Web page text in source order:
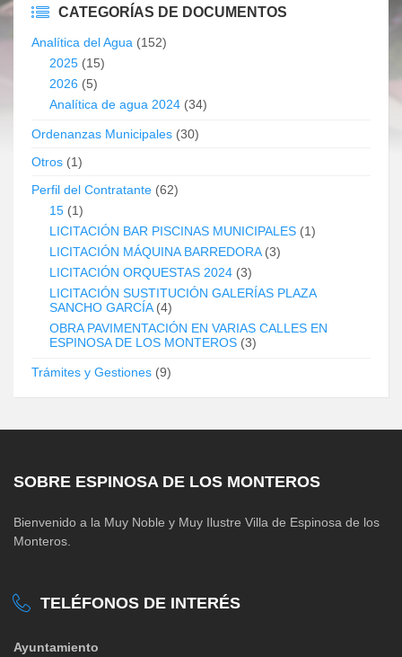
CATEGORÍAS DE DOCUMENTOS
Analítica del Agua (152)
2025 (15)
2026 (5)
Analítica de agua 2024 (34)
Ordenanzas Municipales (30)
Otros (1)
Perfil del Contratante (62)
15 (1)
LICITACIÓN BAR PISCINAS MUNICIPALES (1)
LICITACIÓN MÁQUINA BARREDORA(3)
LICITACIÓN ORQUESTAS 2024 (3)
LICITACIÓN SUSTITUCIÓN GALERÍAS PLAZA
SANCHO GARCÍA(4)
OBRA PAVIMENTACIÓN EN VARIAS CALLES EN
ESPINOSA DE LOS MONTEROS (3)
Trámites y Gestiones (9)
SOBRE ESPINOSA DE LOS MONTEROS
Bienvenido a la Muy Noble y Muy Ilustre Villa de Espinosa de los
Monteros.
TELÉFONOS DE INTERÉS
Ayuntamiento